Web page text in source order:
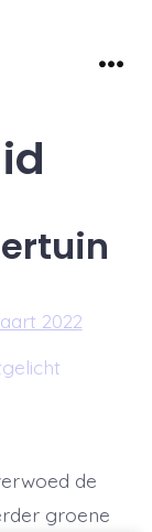
2022
de
groene